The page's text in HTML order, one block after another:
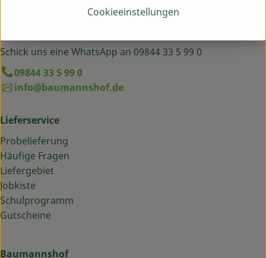
Schick uns eine WhatsApp an 09844 33 5 99 0
09844 33 5 99 0
info@baumannshof.de
Lieferservice
Probelieferung
Häufige Fragen
Liefergebiet
Jobkiste
Schulprogramm
Gutscheine
Baumannshof
Cookieeinstellungen